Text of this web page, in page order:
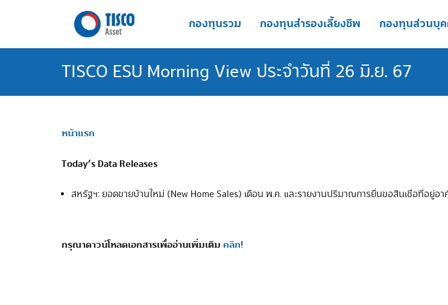
กองทุนรวม กองทุนสำรองเลี้ยงชีพ กองทุนส่วนบุ
TISCO ESU Morning View ประจำวันที่ 26 มิ.ย. 67
หน้าแรก
Today’s Data Releases
สหรัฐฯ: ยอดขายบ้านใหม่ (New Home Sales) เดือน พ.ค. และรายงานปริมาณการยื่นขอสินเชื่อที่อ
กรุณาดาวน์โหลดเอกสารเพื่ออ่านเพิ่มเติม คลิก!